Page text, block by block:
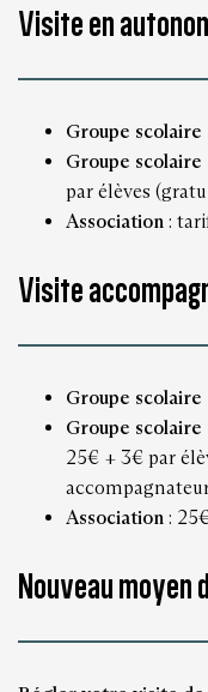
Visite en
Groupe scolaire
Groupe scolaire
par élèves
Association :
Visite
Groupe scolaire
Groupe scolaire
25€ + 3€ par
Association :
Nouveau moyen